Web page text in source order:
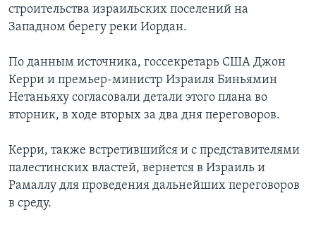
строительства израильских поселений на
Западном берегу реки Иордан.
По данным источника, госсекретарь США Джон
Керри и премьер-министр Израиля Биньямин
Нетаньяху согласовали детали этого плана во
вторник, в ходе вторых за два дня переговоров.
Керри, также встретившийся и с представителями
палестинских властей, вернется в Израиль и
Рамаллу для проведения дальнейших переговоров
в среду.